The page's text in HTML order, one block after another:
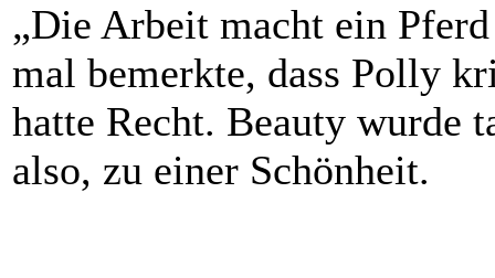
„Die Arbeit macht ein
mal bemerkte, dass Polly
hatte Recht. Beauty wurde
also, zu einer Schönheit.